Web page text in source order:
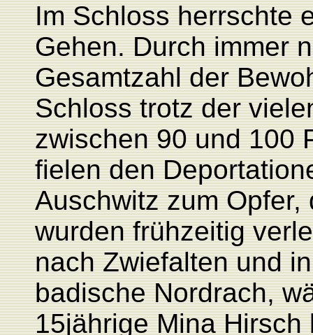
Im Schloss herrschte
Gehen. Durch immer
Gesamtzahl der
Schloss trotz der
zwischen 90 und 100
fielen den
Auschwitz zum
wurden frühzeitig
nach Zwiefalten und
badische Nordrach,
15jährige Mina